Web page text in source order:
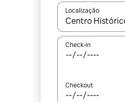
Localização
Quando os
Check-in
Checkout